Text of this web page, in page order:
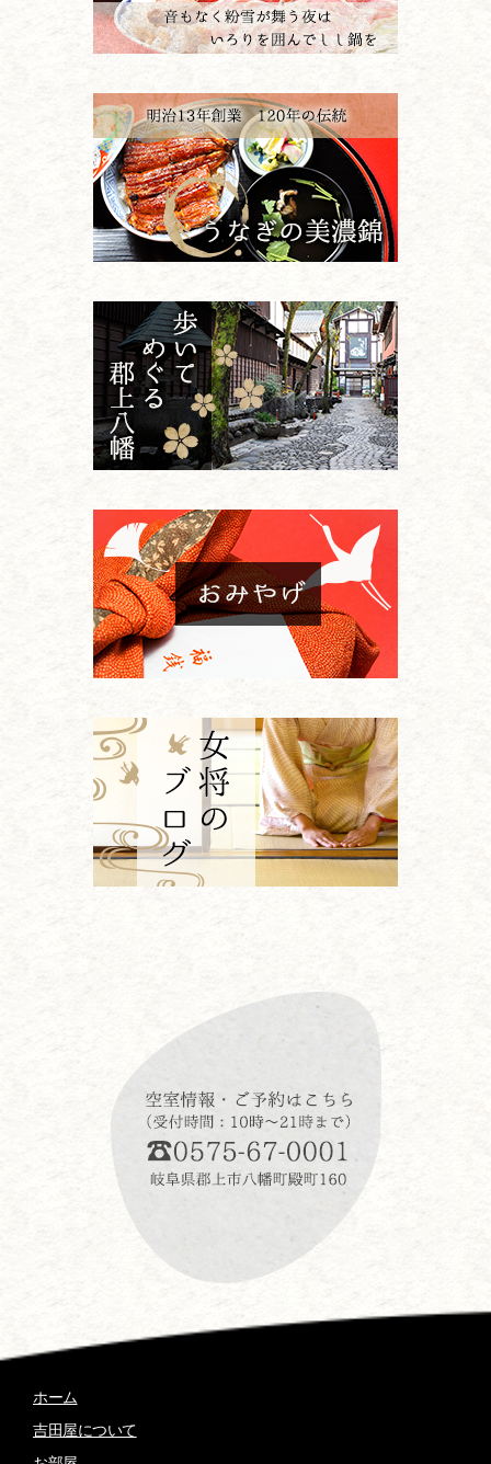
ホーム
吉田屋について